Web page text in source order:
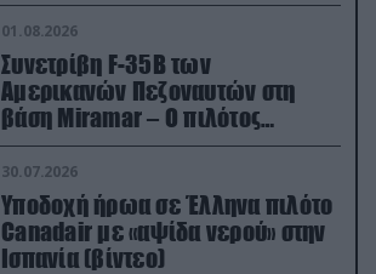
01.08.2026
Συνετρίβη F-35B των
Αμερικανών Πεζοναυτών στη
βάση Miramar – Ο πιλότος
εκτινάχθηκε εγκαίρως
30.07.2026
Υποδοχή ήρωα σε Έλληνα πιλότο
Canadair με «αψίδα νερού» στην
Ισπανία (βίντεο)